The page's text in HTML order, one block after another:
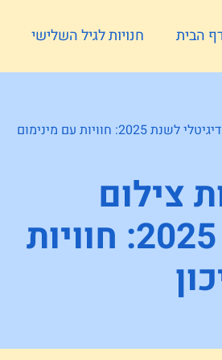
הבית חנויות לגיל השלישי
טופ 10 טכניקות צילום דיגיטלי לשנת 2025: חוויות עם מינימום
צילום
דיגיטלי לשנת 2025: חוויות